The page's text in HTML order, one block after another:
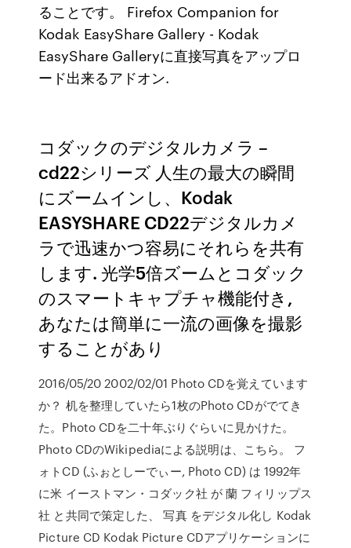
ることです。 Firefox Companion for
Kodak EasyShare Gallery - Kodak
EasyShare Galleryに直接写真をアップロ
ード出来るアドオン.
コダックのデジタルカメラ –
cd22シリーズ 人生の最大の瞬間
にズームインし、Kodak
EASYSHARE CD22デジタルカメ
ラで迅速かつ容易にそれらを共有
します. 光学5倍ズームとコダック
のスマートキャプチャ機能付き,
あなたは簡単に一流の画像を撮影
することがあり
2016/05/20 2002/02/01 Photo CDを覚えています
か？ 机を整理していたら1枚のPhoto CDがでてき
た。Photo CDを二十年ぶりぐらいに見かけた。
Photo CDのWikipediaによる説明は、こちら。 フ
ォトCD (ふぉとしーでぃー, Photo CD) は 1992年
に米 イーストマン・コダック社 が 蘭 フィリップス
社 と共同で策定した、 写真 をデジタル化し Kodak
Picture CD Kodak Picture CDアプリケーションに